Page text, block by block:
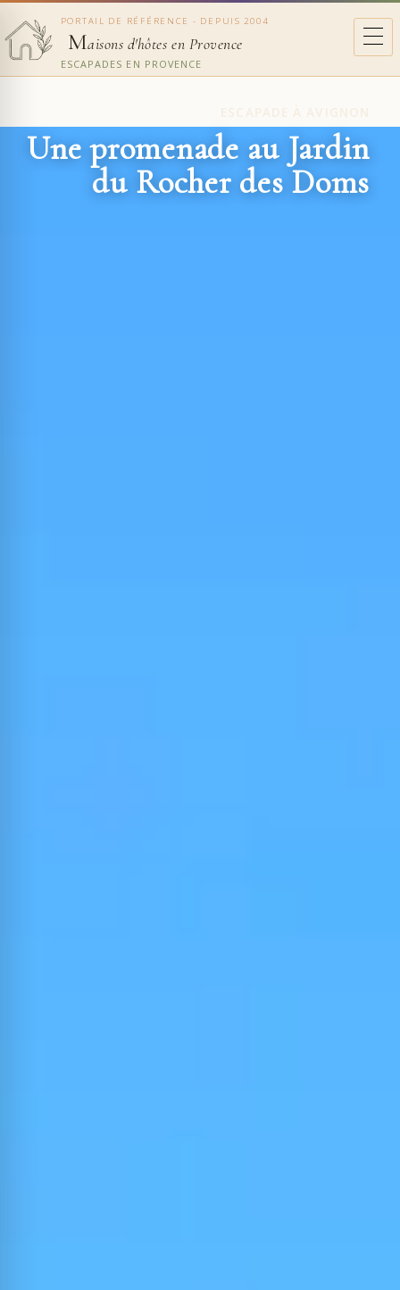
PORTAIL DE RÉFÉRENCE - DEPUIS 2004
Maisons d'hôtes en Provence
ESCAPADES EN PROVENCE
Une promenade au Jardin
du Rocher des Doms